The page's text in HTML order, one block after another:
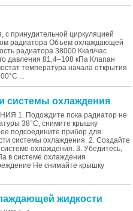
принудительной циркуляцией
радиатора Объем охлаждающей
радиатора 38000 Ккал/час
давления 81,4–108 кПа Клапан
температура начала открытия
...
системы охлаждения
1. Подождите пока радиатор не
38°C, снимите крышку
подсоедините прибор для
системы охлаждения. 2. Создайте
охлаждения. 3. Убедитесь,
в системе охлаждения
Не снимайте крышку
жидкости